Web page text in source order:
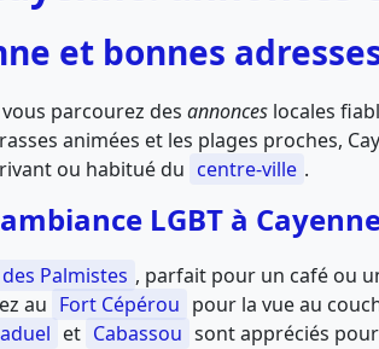
et bonnes
vous parcourez des annonces locales
animées et les plages proches,
ou habitué du centre-ville .
LGBT à
Palmistes , parfait pour un café ou
au Fort Cépérou pour la vue au
et Cabassou sont appréciés